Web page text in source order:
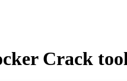
Crack